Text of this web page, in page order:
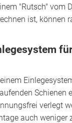
"Rutsch" vom
ist, können
Schienen
verlegt
auch weniger